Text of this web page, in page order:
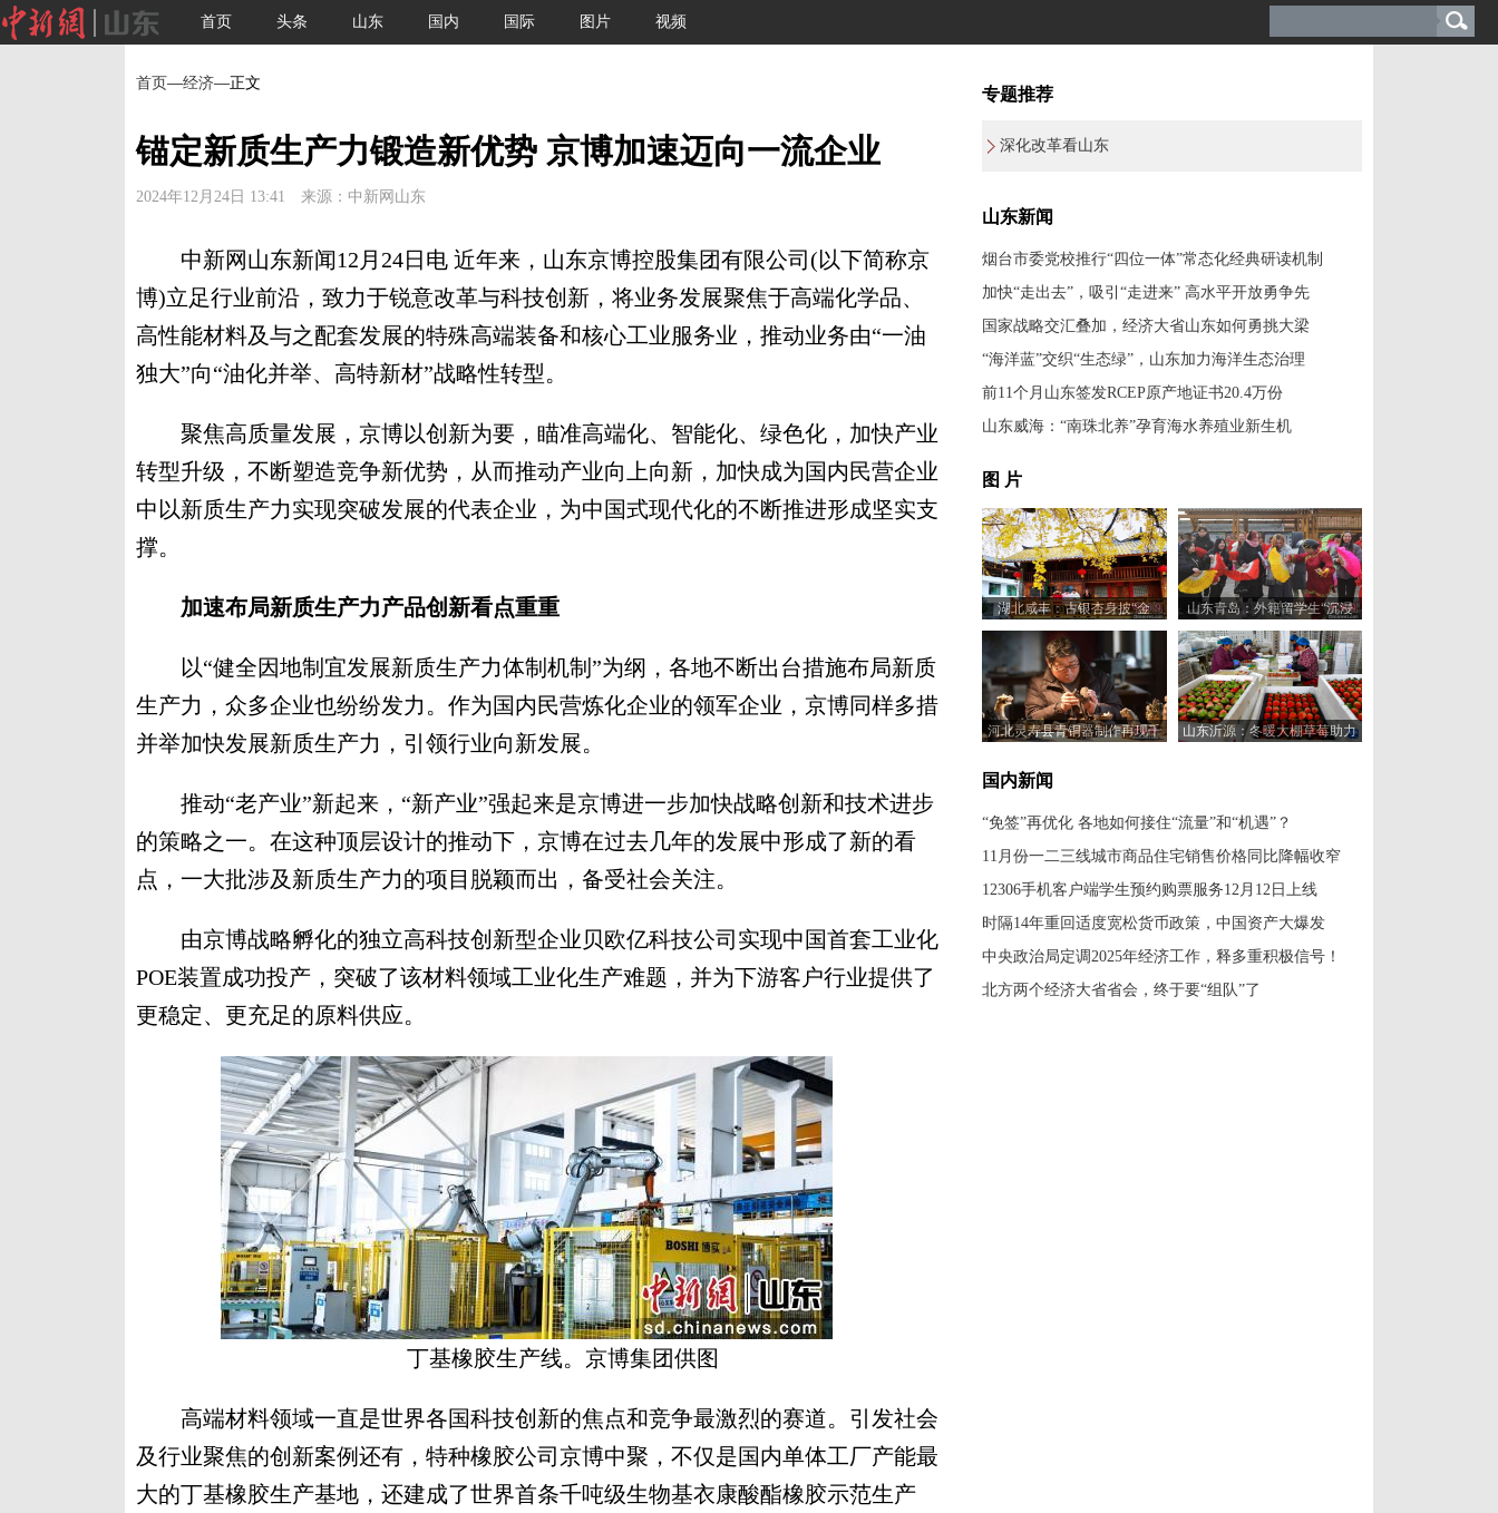
首页 头条 山东 国内 国际 图片 视频
首页—经济—正文
锚定新质生产力锻造新优势 京博加速迈向一流企业
2024年12月24日 13:41 来源：中新网山东
中新网山东新闻12月24日电 近年来，山东京博控股集团有限公司(以下简称京
博)立足行业前沿，致力于锐意改革与科技创新，将业务发展聚焦于高端化学品、
高性能材料及与之配套发展的特殊高端装备和核心工业服务业，推动业务由“一油
独大”向“油化并举、高特新材”战略性转型。
聚焦高质量发展，京博以创新为要，瞄准高端化、智能化、绿色化，加快产业
转型升级，不断塑造竞争新优势，从而推动产业向上向新，加快成为国内民营企业
中以新质生产力实现突破发展的代表企业，为中国式现代化的不断推进形成坚实支
撑。
加速布局新质生产力产品创新看点重重
以“健全因地制宜发展新质生产力体制机制”为纲，各地不断出台措施布局新质
生产力，众多企业也纷纷发力。作为国内民营炼化企业的领军企业，京博同样多措
并举加快发展新质生产力，引领行业向新发展。
推动“老产业”新起来，“新产业”强起来是京博进一步加快战略创新和技术进步
的策略之一。在这种顶层设计的推动下，京博在过去几年的发展中形成了新的看
点，一大批涉及新质生产力的项目脱颖而出，备受社会关注。
由京博战略孵化的独立高科技创新型企业贝欧亿科技公司实现中国首套工业化
POE装置成功投产，突破了该材料领域工业化生产难题，并为下游客户行业提供了
更稳定、更充足的原料供应。
丁基橡胶生产线。京博集团供图
高端材料领域一直是世界各国科技创新的焦点和竞争最激烈的赛道。引发社会
及行业聚焦的创新案例还有，特种橡胶公司京博中聚，不仅是国内单体工厂产能最
大的丁基橡胶生产基地，还建成了世界首条千吨级生物基衣康酸酯橡胶示范生产
专题推荐
深化改革看山东
山东新闻
烟台市委党校推行“四位一体”常态化经典研读机制
加快“走出去”，吸引“走进来” 高水平开放勇争先
国家战略交汇叠加，经济大省山东如何勇挑大梁
“海洋蓝”交织“生态绿”，山东加力海洋生态治理
前11个月山东签发RCEP原产地证书20.4万份
山东威海：“南珠北养”孕育海水养殖业新生机
图 片
湖北咸丰：古银杏身披“金
甲”引客来
山东青岛：外籍留学生“沉浸
式”体验中国乡村之美
河北灵寿县青铜器制作再现千
山东沂源：冬暖大棚草莓助力
国内新闻
“免签”再优化 各地如何接住“流量”和“机遇”？
11月份一二三线城市商品住宅销售价格同比降幅收窄
12306手机客户端学生预约购票服务12月12日上线
时隔14年重回适度宽松货币政策，中国资产大爆发
中央政治局定调2025年经济工作，释多重积极信号！
北方两个经济大省省会，终于要“组队”了